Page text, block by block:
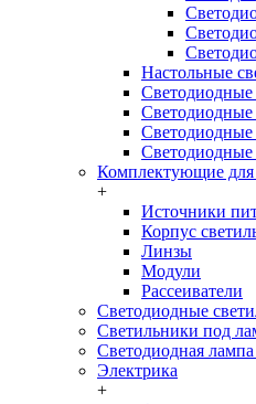
Настольные
Светодиодные
Комплектующие для
+
Источники
Корпус
Линзы
Модули
Рассеиватели
Светодиодные
Светильники под
Светодиодная
Электрика
+